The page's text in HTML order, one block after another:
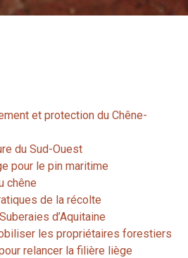
et protection du Chêne-
du Sud-Ouest
pour le pin maritime
chêne
de la récolte
d’Aquitaine
les propriétaires forestiers
relancer la filière liège